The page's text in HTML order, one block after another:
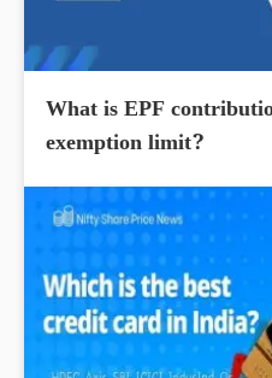
What is EPF
exemption limit?